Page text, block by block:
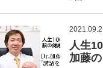
2021.09.2
人生
加藤